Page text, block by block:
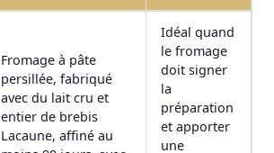
Fromage à pâte
persillée, fabriqué
avec du lait cru et
entier de brebis
Lacaune, affiné au
Idéal quand
le fromage
doit signer
la
préparation
et apporter
une